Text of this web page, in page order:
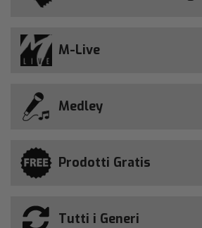
M-Live
Medley
Prodotti Gratis
Tutti i Generi